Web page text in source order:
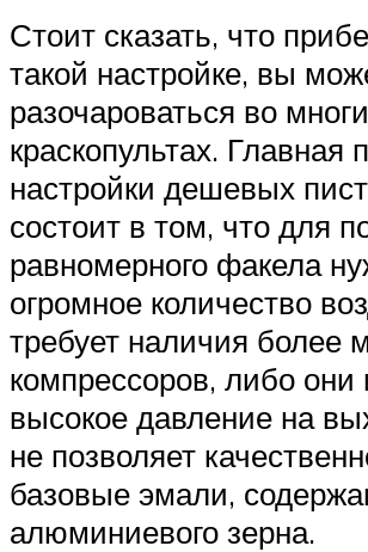
Стоит сказать, что
такой настройке, вы
разочароваться во
краскопультах. Главная
настройки дешевых
состоит в том, что для
равномерного факела
огромное количество
требует наличия более
компрессоров, либо
высокое давление на
не позволяет
базовые эмали,
алюминиевого зерна.